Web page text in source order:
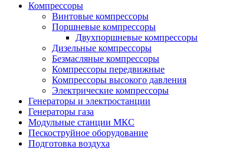
Компрессоры
Винтовые компрессоры
Поршневые компрессоры
Двухпоршневые компрессоры
Дизельные компрессоры
Безмасляные компрессоры
Компрессоры передвижные
Компрессоры высокого давления
Электрические компрессоры
Генераторы и электростанции
Генераторы газа
Модульные станции МКС
Пескоструйное оборудование
Подготовка воздуха